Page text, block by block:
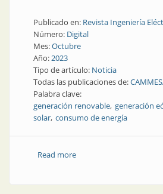
Publicado en: Revista Ingeniería
Número: Digital
Mes:Octubre
Año:2023
Tipo de artículo: Noticia
Todas las publicaciones de:
Palabra clave:
generación renovable generación
solar consumo de energía
Read moreabout Sigue creciendo